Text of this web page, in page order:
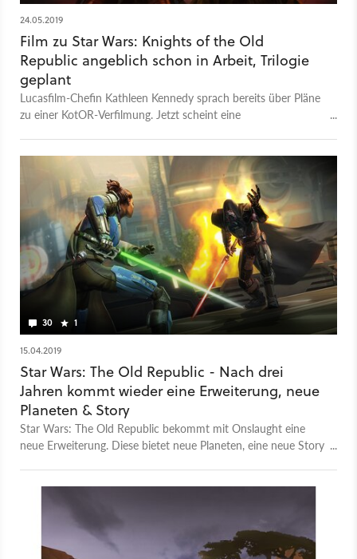
24.05.2019
Film zu Star Wars: Knights of the Old
Republic angeblich schon in Arbeit, Trilogie
geplant
Lucasfilm-Chefin Kathleen Kennedy sprach bereits über Pläne
zu einer KotOR-Verfilmung. Jetzt scheint eine
30 1
15.04.2019
Star Wars: The Old Republic - Nach drei
Jahren kommt wieder eine Erweiterung, neue
Planeten & Story
Star Wars: The Old Republic bekommt mit Onslaught eine
neue Erweiterung. Diese bietet neue Planeten, eine neue Story